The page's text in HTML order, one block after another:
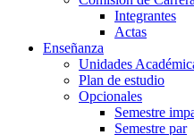
Integrantes
Actas
Enseñanza
Unidades
Plan de estudio
Opcionales
Semestre
Semestre par